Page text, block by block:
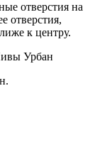
отверстия на
отверстия,
к центру.